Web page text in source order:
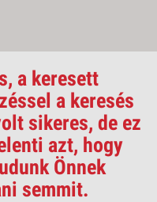
a keresett
a keresés
sikeres, de ez
azt, hogy
Önnek
semmit.